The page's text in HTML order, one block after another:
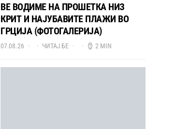
ВЕ ВОДИМЕ НА ПРОШЕТКА НИЗ
КРИТ И НАЈУБАВИТЕ ПЛАЖИ ВО
ГРЦИЈА (ФОТОГАЛЕРИЈА)
07.08.26 ЧИТАЈ БЕ 2 MIN